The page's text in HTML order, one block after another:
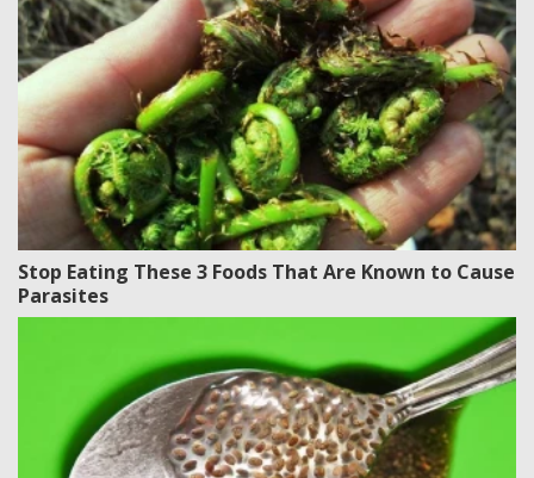
Stop Eating These 3 Foods That Are Known to Cause
Parasites